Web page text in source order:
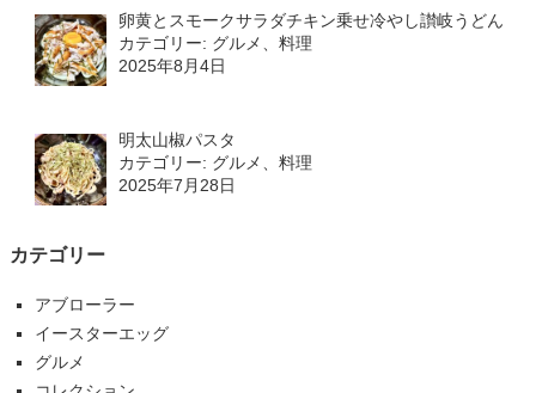
卵黄とスモークサラダチキン乗せ冷やし讃岐うどん
カテゴリー: グルメ、料理
2025年8月4日
明太山椒パスタ
カテゴリー: グルメ、料理
2025年7月28日
カテゴリー
アブローラー
イースターエッグ
グルメ